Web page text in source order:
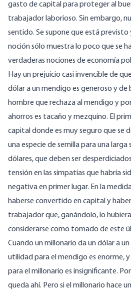
gasto de capital para proteger al
trabajador laborioso. Sin embargo,
sentido. Se supone que está previsto
noción sólo muestra lo poco que se
verdaderas nociones de economía
Hay un prejuicio casi invencible de
dólar a un mendigo es generoso y de
hombre que rechaza al mendigo y
ahorros es tacaño y mezquino. El
capital donde es muy seguro que se
una especie de semilla para una larga
dólares, que deben ser
tensión en las simpatías que habría
negativa en primer lugar. En la
haberse convertido en capital y
trabajador que, ganándolo, lo
considerarse como tomado de este
Cuando un millonario da un dólar a
utilidad para el mendigo es enorme,
para el millonario es insignificante.
queda ahí. Pero si el millonario hace